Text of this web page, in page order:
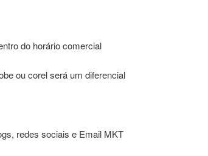
do horário comercial
ou corel será um diferencial
redes sociais e Email MKT